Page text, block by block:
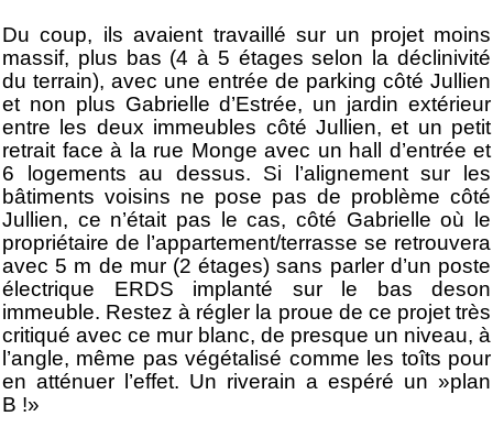
Du coup, ils avaient travaillé sur un projet moins
massif, plus bas (4 à 5 étages selon la déclinivité
du terrain), avec une entrée de parking côté Jullien
et non plus Gabrielle d’Estrée, un jardin extérieur
entre les deux immeubles côté Jullien, et un petit
retrait face à la rue Monge avec un hall d’entrée et
6 logements au dessus. Si l’alignement sur les
bâtiments voisins ne pose pas de problème côté
Jullien, ce n’était pas le cas, côté Gabrielle où le
propriétaire de l’appartement/terrasse se retrouvera
avec 5 m de mur (2 étages) sans parler d’un poste
électrique ERDS implanté sur le bas deson
immeuble. Restez à régler la proue de ce projet très
critiqué avec ce mur blanc, de presque un niveau, à
l’angle, même pas végétalisé comme les toîts pour
en atténuer l’effet. Un riverain a espéré un »plan
B !»